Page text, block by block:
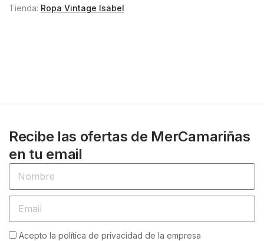
Tienda: Ropa Vintage Isabel
Recibe las ofertas de MerCamariñas
en tu email
Acepto la política de privacidad de la empresa